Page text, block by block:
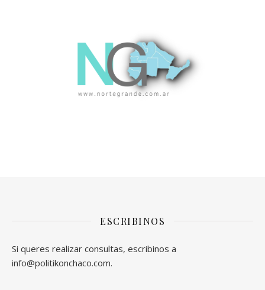
ESCRIBINOS
Si queres realizar consultas, escribinos a
info@politikonchaco.com.